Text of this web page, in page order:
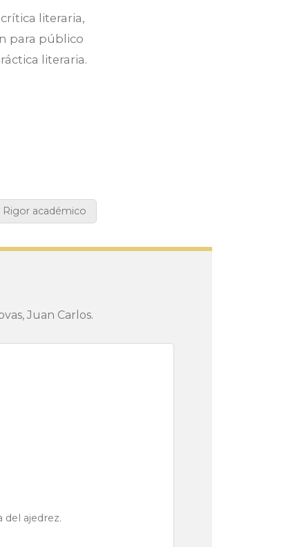
literaria,
para público
literaria.
Rigor académico
Juan Carlos.
del ajedrez.